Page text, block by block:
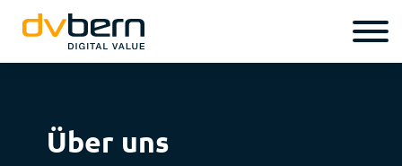
Über uns